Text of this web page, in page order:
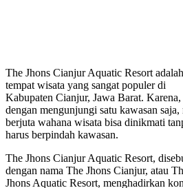
The Jhons Cianjur Aquatic Resort adalah
tempat wisata yang sangat populer di
Kabupaten Cianjur, Jawa Barat. Karena,
dengan mengunjungi satu kawasan saja,
berjuta wahana wisata bisa dinikmati
harus berpindah kawasan.
The Jhons Cianjur Aquatic Resort,
dengan nama The Jhons Cianjur, atau
Jhons Aquatic Resort, menghadirkan